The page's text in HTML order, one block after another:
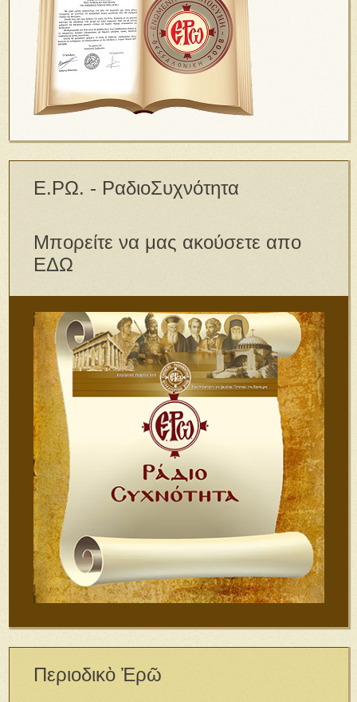
Ε.ΡΩ. - ΡαδιοΣυχνότητα
Μπορείτε να μας ακούσετε απο
ΕΔΩ
Περιοδικὸ Ἐρῶ